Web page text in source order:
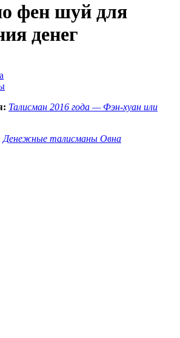
фен шуй для
денег
Талисман 2016 года — Фэн-хуан или
Денежные талисманы Овна